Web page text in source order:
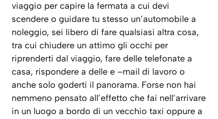
viaggio per capire la fermata a cui devi
scendere o guidare tu stesso un’automobile a
noleggio, sei libero di fare qualsiasi altra cosa,
tra cui chiudere un attimo gli occhi per
riprenderti dal viaggio, fare delle telefonate a
casa, rispondere a delle e –mail di lavoro o
anche solo goderti il panorama. Forse non hai
nemmeno pensato all’effetto che fai nell’arrivare
in un luogo a bordo di un vecchio taxi oppure a